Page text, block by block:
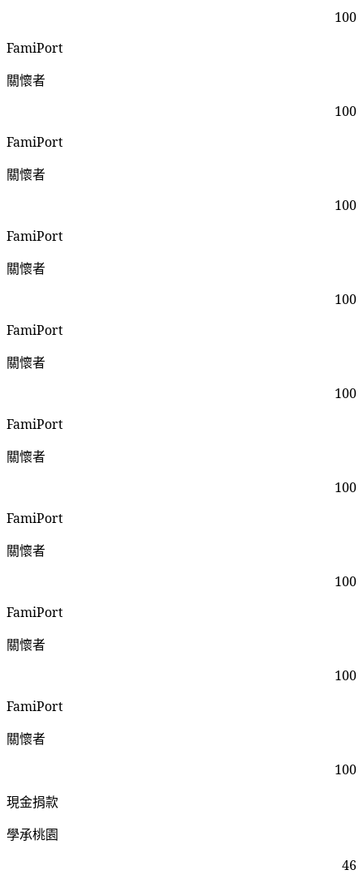
100
FamiPort
關懷者
100
FamiPort
關懷者
100
FamiPort
關懷者
100
FamiPort
關懷者
100
FamiPort
關懷者
100
FamiPort
關懷者
100
FamiPort
關懷者
100
FamiPort
關懷者
100
現金捐款
學承桃園
46